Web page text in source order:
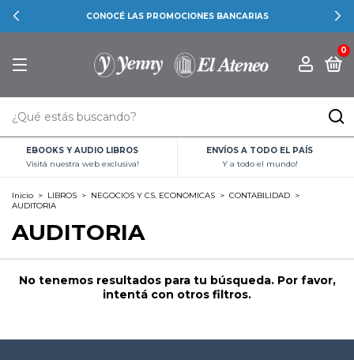
CONOCÉ LAS PROMOCIONES BANCARIAS
0
EBOOKS Y AUDIO LIBROS
Visitá nuestra web exclusiva!
ENVÍOS A TODO EL PAÍS
Y a todo el mundo!
Inicio > LIBROS > NEGOCIOS Y CS. ECONOMICAS > CONTABILIDAD >
AUDITORIA
AUDITORIA
No tenemos resultados para tu búsqueda. Por favor,
intentá con otros filtros.